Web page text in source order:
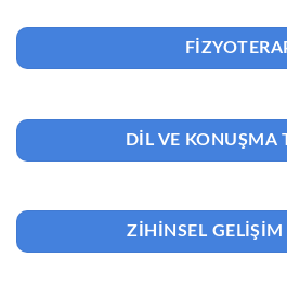
DIL VE KONUŞMA
ZIHINSEL GELIŞIM